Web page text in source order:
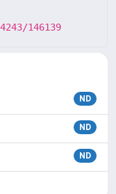
146139
ND
ND
ND